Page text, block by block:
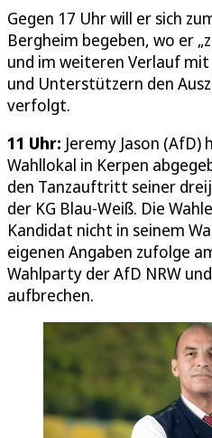
Gegen 17 Uhr will er sich
Bergheim begeben, wo er
und im weiteren Verlauf
und Unterstützern den
verfolgt.
11 Uhr: Jeremy Jason
Wahllokal in Kerpen
den Tanzauftritt seiner
der KG Blau-Weiß. Die
Kandidat nicht in seinem
eigenen Angaben zufolge
Wahlparty der AfD NRW
aufbrechen.